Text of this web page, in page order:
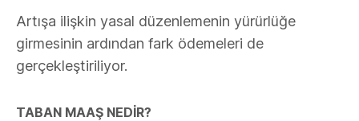
Artışa ilişkin yasal düzenlemenin yürürlüğe
girmesinin ardından fark ödemeleri de
gerçekleştiriliyor.
TABAN MAAŞ NEDİR?